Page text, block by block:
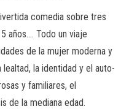
comedia sobre tres
años…. Todo un viaje
de la mujer moderna y
la identidad y el auto-
y familiares, el
de la mediana edad.